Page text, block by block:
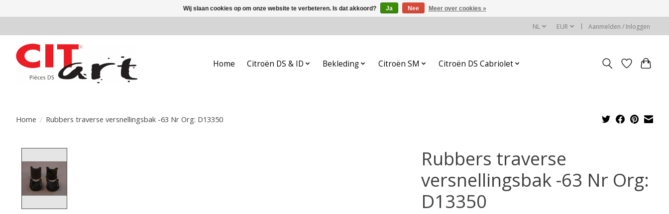
NL EUR Aanmelden / Inloggen
Home Citroën DS & ID Bekleding Citroën SM Citroën DS Cabriolet
Home / Rubbers traverse versnellingsbak -63 Nr Org: D13350
Rubbers traverse
versnellingsbak -63 Nr Org:
D13350
Wij slaan cookies op om onze website te verbeteren. Is dat akkoord? Ja Nee Meer over cookies »